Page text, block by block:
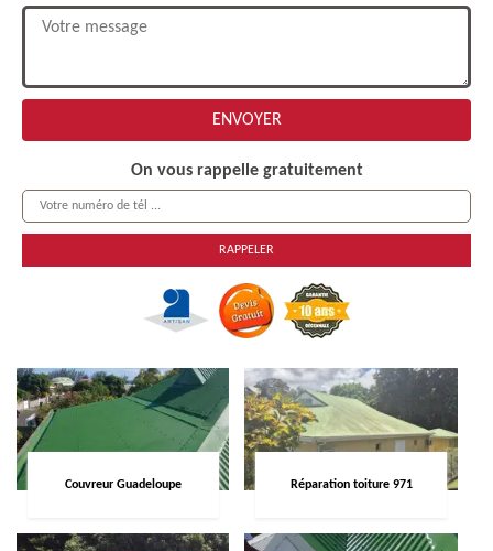
On vous rappelle gratuitement
Couvreur Guadeloupe Réparation toiture 971